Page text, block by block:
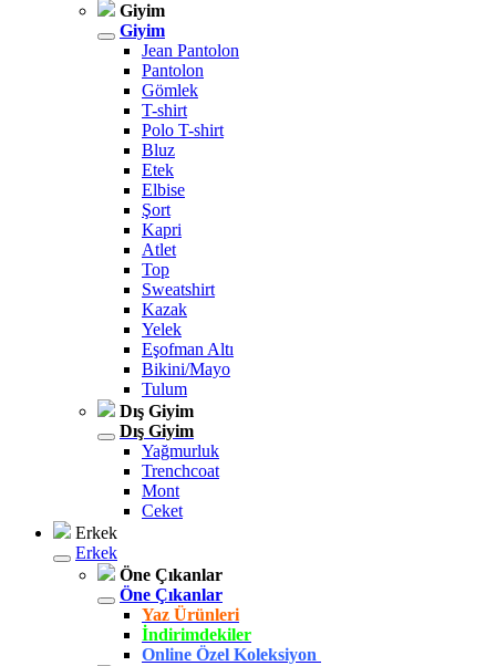
Giyim
Giyim
Jean Pantolon
Pantolon
Gömlek
T-shirt
Polo T-shirt
Bluz
Etek
Elbise
Şort
Kapri
Atlet
Top
Sweatshirt
Kazak
Yelek
Eşofman Altı
Bikini/Mayo
Tulum
Dış Giyim
Dış Giyim
Yağmurluk
Trenchcoat
Mont
Ceket
Erkek
Erkek
Öne Çıkanlar
Öne Çıkanlar
Yaz Ürünleri
İndirimdekiler
Online Özel Koleksiyon